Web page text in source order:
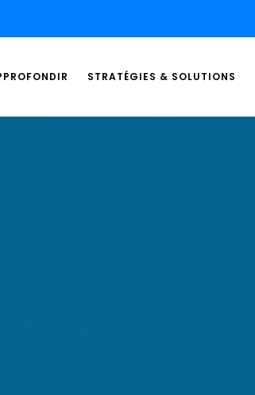
STRATÉGIES & SOLUTIONS